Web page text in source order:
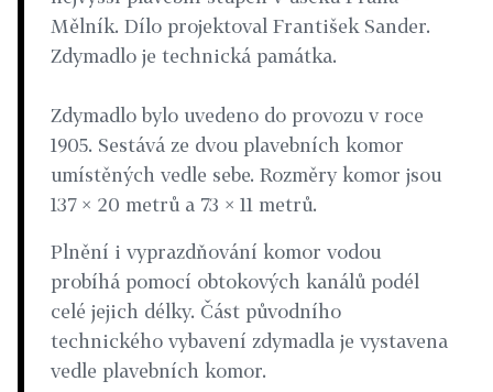
Mělník. Dílo projektoval František Sander.
Zdymadlo je technická památka.
Zdymadlo bylo uvedeno do provozu v roce
1905. Sestává ze dvou plavebních komor
umístěných vedle sebe. Rozměry komor jsou
137 × 20 metrů a 73 × 11 metrů.
Plnění i vyprazdňování komor vodou
probíhá pomocí obtokových kanálů podél
celé jejich délky. Část původního
technického vybavení zdymadla je vystavena
vedle plavebních komor.